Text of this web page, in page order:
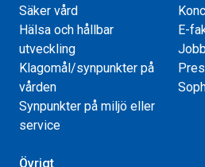
Säker vård
Hälsa och hållbar
utveckling
Klagomål/synpunkter på
vården
Synpunkter på miljö eller
service
E-
Övrigt